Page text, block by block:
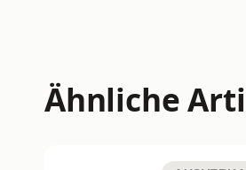
Ähnliche